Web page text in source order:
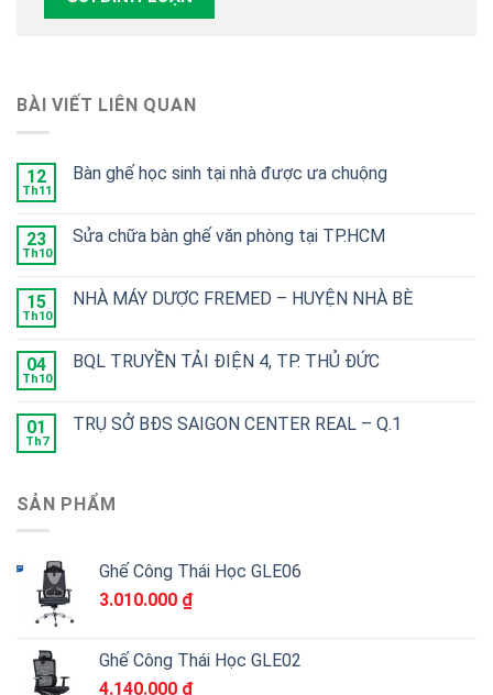
BÀI VIẾT LIÊN QUAN
12
Th11
Bàn ghế học sinh tại nhà được ưa chuộng
23
Th10
Sửa chữa bàn ghế văn phòng tại TP.HCM
15
Th10
NHÀ MÁY DƯỢC FREMED – HUYỆN NHÀ BÈ
04
Th10
BQL TRUYỀN TẢI ĐIỆN 4, TP. THỦ ĐỨC
01
Th7
TRỤ SỞ BĐS SAIGON CENTER REAL – Q.1
SẢN PHẨM
Ghế Công Thái Học GLE06
3.010.000 ₫
Ghế Công Thái Học GLE02
4.140.000 ₫